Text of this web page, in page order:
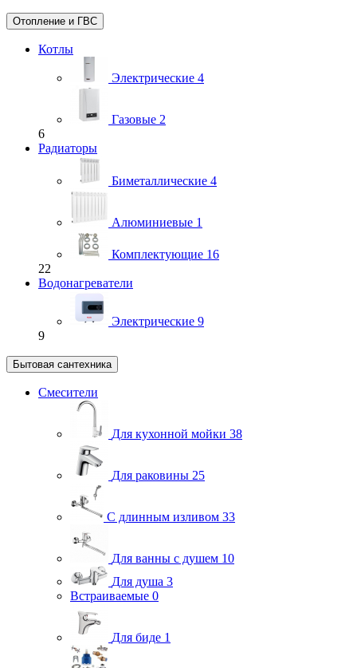
Отопление и ГВС
Котлы
Электрические 4
Газовые 2
6
Радиаторы
Биметаллические 4
Алюминиевые 1
Комплектующие 16
22
Водонагреватели
Электрические 9
9
Бытовая сантехника
Смесители
Для кухонной мойки 38
Для раковины 25
С длинным изливом 33
Для ванны с душем 10
Для душа 3
Встраиваемые 0
Для биде 1